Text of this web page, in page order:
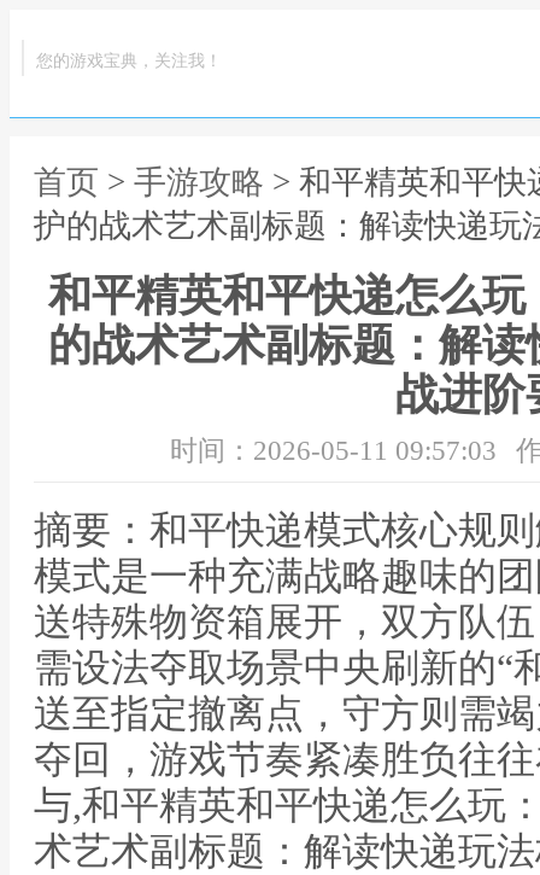
您的游戏宝典，关注我！
首页 > 手游攻略 > 和平精英和平
护的战术艺术副标题：解读快递玩
和平精英和平快递怎么
的战术艺术副标题：解
战进阶
时间：2026-05-11 09:57:03
摘要：和平快递模式核心规
模式是一种充满战略趣味的
送特殊物资箱展开，双方队
需设法夺取场景中央刷新的“
送至指定撤离点，守方则需
夺回，游戏节奏紧凑胜负往
与,和平精英和平快递怎么玩
术艺术副标题：解读快递玩